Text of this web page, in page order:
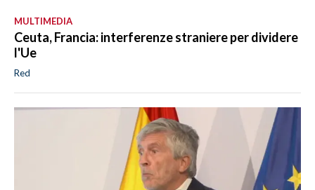
MULTIMEDIA
Ceuta, Francia: interferenze straniere per dividere
l'Ue
Red